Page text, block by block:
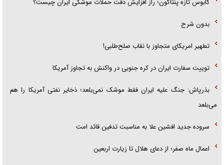
کابوس تازه پنتاگون؛ راز افزایش دقت حملات موشکی ایران چیست؟
بدون شرح
تطهیر امریکای متجاوز با نقاب صلح‌طلبی!
توییت سفارت ایران در کره جنوبی در واکنش به تجاوز آمریکا
بذرپاش: ‏جنگ علیه ایران فقط موشک نمی‌بلعد؛ ذخایر نفتی آمریکا را هم
می‌بلعد
سروده جدید افشین علا به مناسبت تدفین قائد امت
اعمال ماه صفر؛ از دعای هلال تا زیارت اربعین